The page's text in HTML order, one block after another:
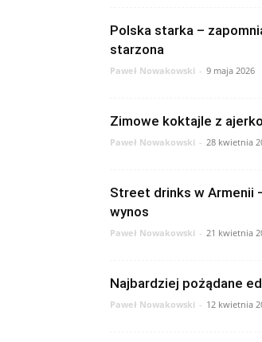
Polska starka –
starzona
Paweł Nowakowski - 9 maja 2026
Zimowe koktajle z
Paweł Nowakowski - 28 kwietnia
Street drinks w Armenii
wynos
Paweł Nowakowski - 21 kwietnia
Najbardziej pożądane
Paweł Nowakowski - 12 kwietnia